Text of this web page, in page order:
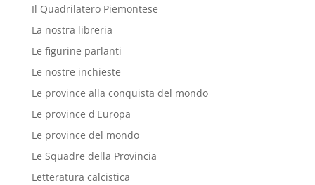
Il Quadrilatero Piemontese
La nostra libreria
Le figurine parlanti
Le nostre inchieste
Le province alla conquista del mondo
Le province d'Europa
Le province del mondo
Le Squadre della Provincia
Letteratura calcistica